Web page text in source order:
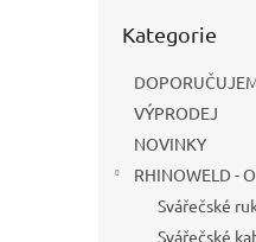
kategorie
Kategorie
VÝPRODEJ
NOVINKY
RHINOWELD -
Svářečské
Svářečské